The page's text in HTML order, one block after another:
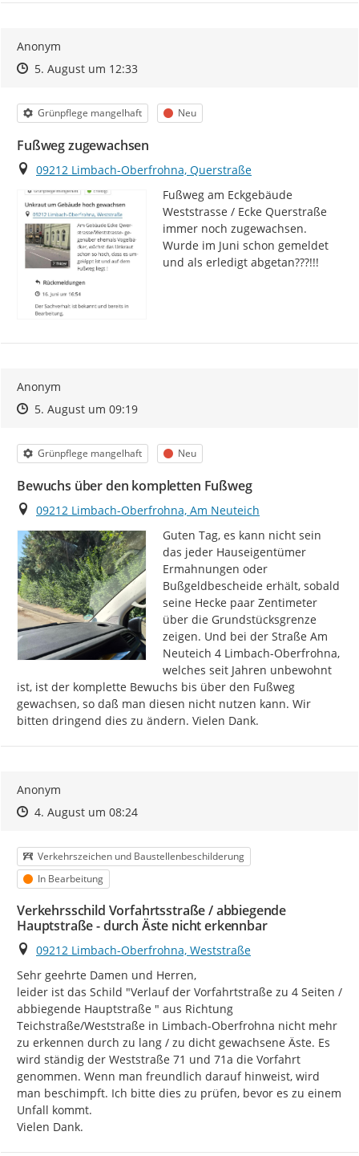
Anonym
Zeitpunkt des Erstellens
Zeitpunkt des Erstellens
5. August um 12:33Zur Äußerung
Kategorie
Grünpflege mangelhaft Status
Neu
Fußweg zugewachsen
Ort
09212 Limbach-Oberfrohna, Querstraße
Fußweg am Eckgebäude
Weststrasse / Ecke Querstraße
immer noch zugewachsen.
Wurde im Juni schon gemeldet
und als erledigt abgetan???!!!
Anonym
Zeitpunkt des Erstellens
Zeitpunkt des Erstellens
5. August um 09:19Zur Äußerung
Kategorie
Grünpflege mangelhaft Status
Neu
Bewuchs über den kompletten Fußweg
Ort
09212 Limbach-Oberfrohna, Am Neuteich
Guten Tag, es kann nicht sein
das jeder Hauseigentümer
Ermahnungen oder
Bußgeldbescheide erhält, sobald
seine Hecke paar Zentimeter
über die Grundstücksgrenze
zeigen. Und bei der Straße Am
Neuteich 4 Limbach-Oberfrohna,
welches seit Jahren unbewohnt
ist, ist der komplette Bewuchs bis über den Fußweg
gewachsen, so daß man diesen nicht nutzen kann. Wir
bitten dringend dies zu ändern. Vielen Dank.
Anonym
Zeitpunkt des Erstellens
Zeitpunkt des Erstellens
4. August um 08:24Zur Äußerung
Kategorie
Verkehrszeichen und Baustellenbeschilderung
Status
In Bearbeitung
Verkehrsschild Vorfahrtsstraße / abbiegende
Hauptstraße - durch Äste nicht erkennbar
Ort
09212 Limbach-Oberfrohna, Weststraße
Sehr geehrte Damen und Herren,
leider ist das Schild "Verlauf der Vorfahrtstraße zu 4 Seiten /
abbiegende Hauptstraße " aus Richtung
Teichstraße/Weststraße in Limbach-Oberfrohna nicht mehr
zu erkennen durch zu lang / zu dicht gewachsene Äste. Es
wird ständig der Weststraße 71 und 71a die Vorfahrt
genommen. Wenn man freundlich darauf hinweist, wird
man beschimpft. Ich bitte dies zu prüfen, bevor es zu einem
Unfall kommt.
Vielen Dank.